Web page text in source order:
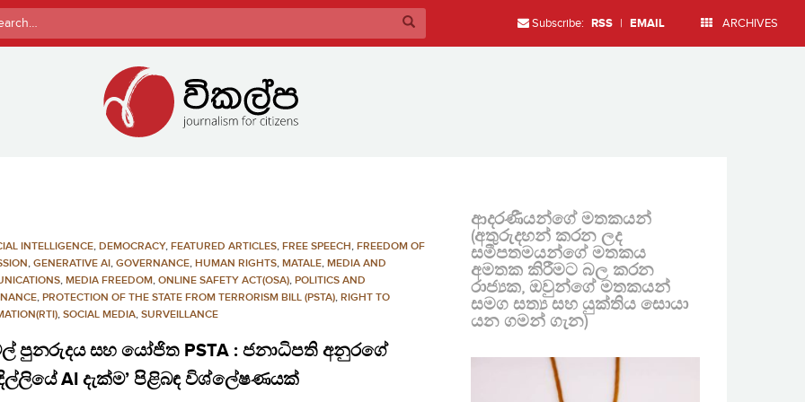
Subscribe: RSS | EMAIL ARCHIVES
INTELLIGENCE, DEMOCRACY, FEATURED ARTICLES, FREE SPEECH, FREEDOM OF
, GENERATIVE AI, GOVERNANCE, HUMAN RIGHTS, MATALE, MEDIA AND
, MEDIA FREEDOM, ONLINE SAFETY ACT(OSA), POLITICS AND
, PROTECTION OF THE STATE FROM TERRORISM BILL (PSTA), RIGHT TO
, SOCIAL MEDIA, SURVEILLANCE
පුනරුදය සහ යෝජිත PSTA : ජනාධිපති අනුරගේ
AI දැක්ම’ පිළිබඳ විශ්ලේෂණයක්
ආදරණීයන්ගේ මතකයන්
(අතුරුදහන් කරන ලද
සමීපතමයන්ගේ මතකය
අමතක කිරීමට බල කරන
රාජ්‍යක, ඔවුන්ගේ මතකයන්
සමග සත්‍ය සහ යුක්තිය සොයා
යන ගමන් ගැන)